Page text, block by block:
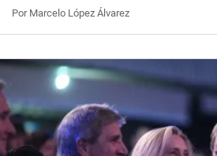
Por Marcelo López Álvarez